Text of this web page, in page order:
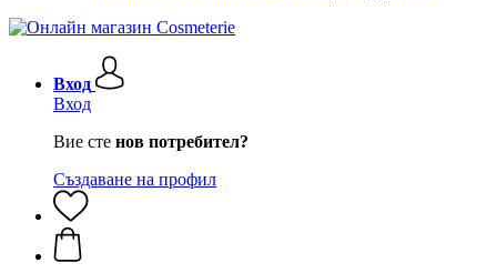
Вход
Вход
Вие сте нов потребител?
Създаване на профил